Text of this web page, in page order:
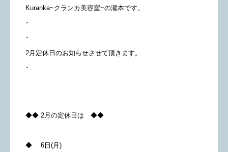
Kuranka~クランカ美容室~の瀧本です。
･
･
2月定休日のお知らせさせて頂きます。
･
◆◆ 2月の定休日は ◆◆
◆ 6日(月)